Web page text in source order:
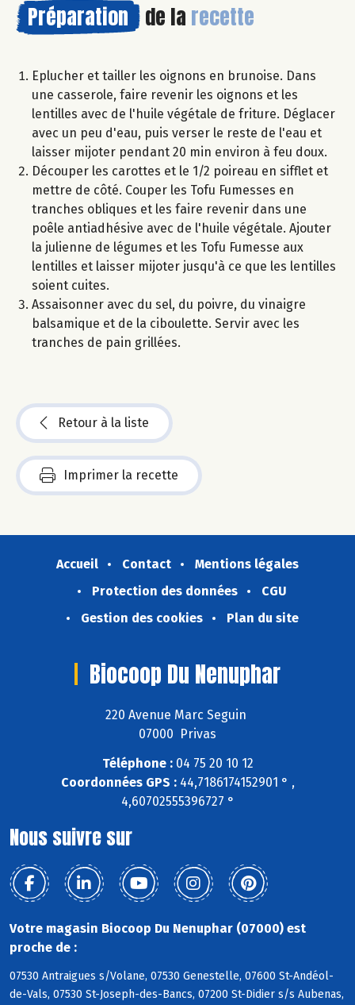
Préparation de la recette
Eplucher et tailler les oignons en brunoise. Dans
une casserole, faire revenir les oignons et les
lentilles avec de l'huile végétale de friture. Déglacer
avec un peu d'eau, puis verser le reste de l'eau et
laisser mijoter pendant 20 min environ à feu doux.
Découper les carottes et le 1/2 poireau en sifflet et
mettre de côté. Couper les Tofu Fumesses en
tranches obliques et les faire revenir dans une
poêle antiadhésive avec de l'huile végétale. Ajouter
la julienne de légumes et les Tofu Fumesse aux
lentilles et laisser mijoter jusqu'à ce que les lentilles
soient cuites.
Assaisonner avec du sel, du poivre, du vinaigre
balsamique et de la ciboulette. Servir avec les
tranches de pain grillées.
Retour à la liste
Imprimer la recette
Accueil Contact
Mentions légales
Protection des données
CGU
Gestion des cookies
Plan du site
Biocoop Du Nenuphar
220 Avenue Marc Seguin
07000 Privas
Téléphone :04 75 20 10 12
Coordonnées GPS :44,7186174152901 ° ,
4,60702555396727 °
Nous suivre sur
Votre magasin Biocoop Du Nenuphar (07000) est
proche de :
07530 Antraigues s/Volane, 07530 Genestelle, 07600 St-Andéol-
de-Vals, 07530 St-Joseph-des-Bancs, 07200 St-Didier s/s Aubenas,